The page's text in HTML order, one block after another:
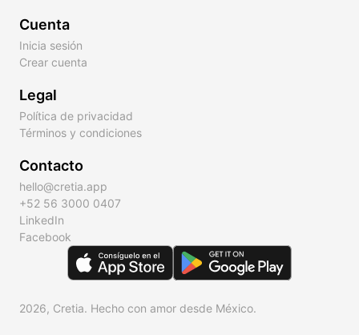
Cuenta
Inicia sesión
Crear cuenta
Legal
Política de privacidad
Términos y condiciones
Contacto
hello@cretia.app
+52 56 3000 0407
LinkedIn
Facebook
2026, Cretia. Hecho con amor desde México.